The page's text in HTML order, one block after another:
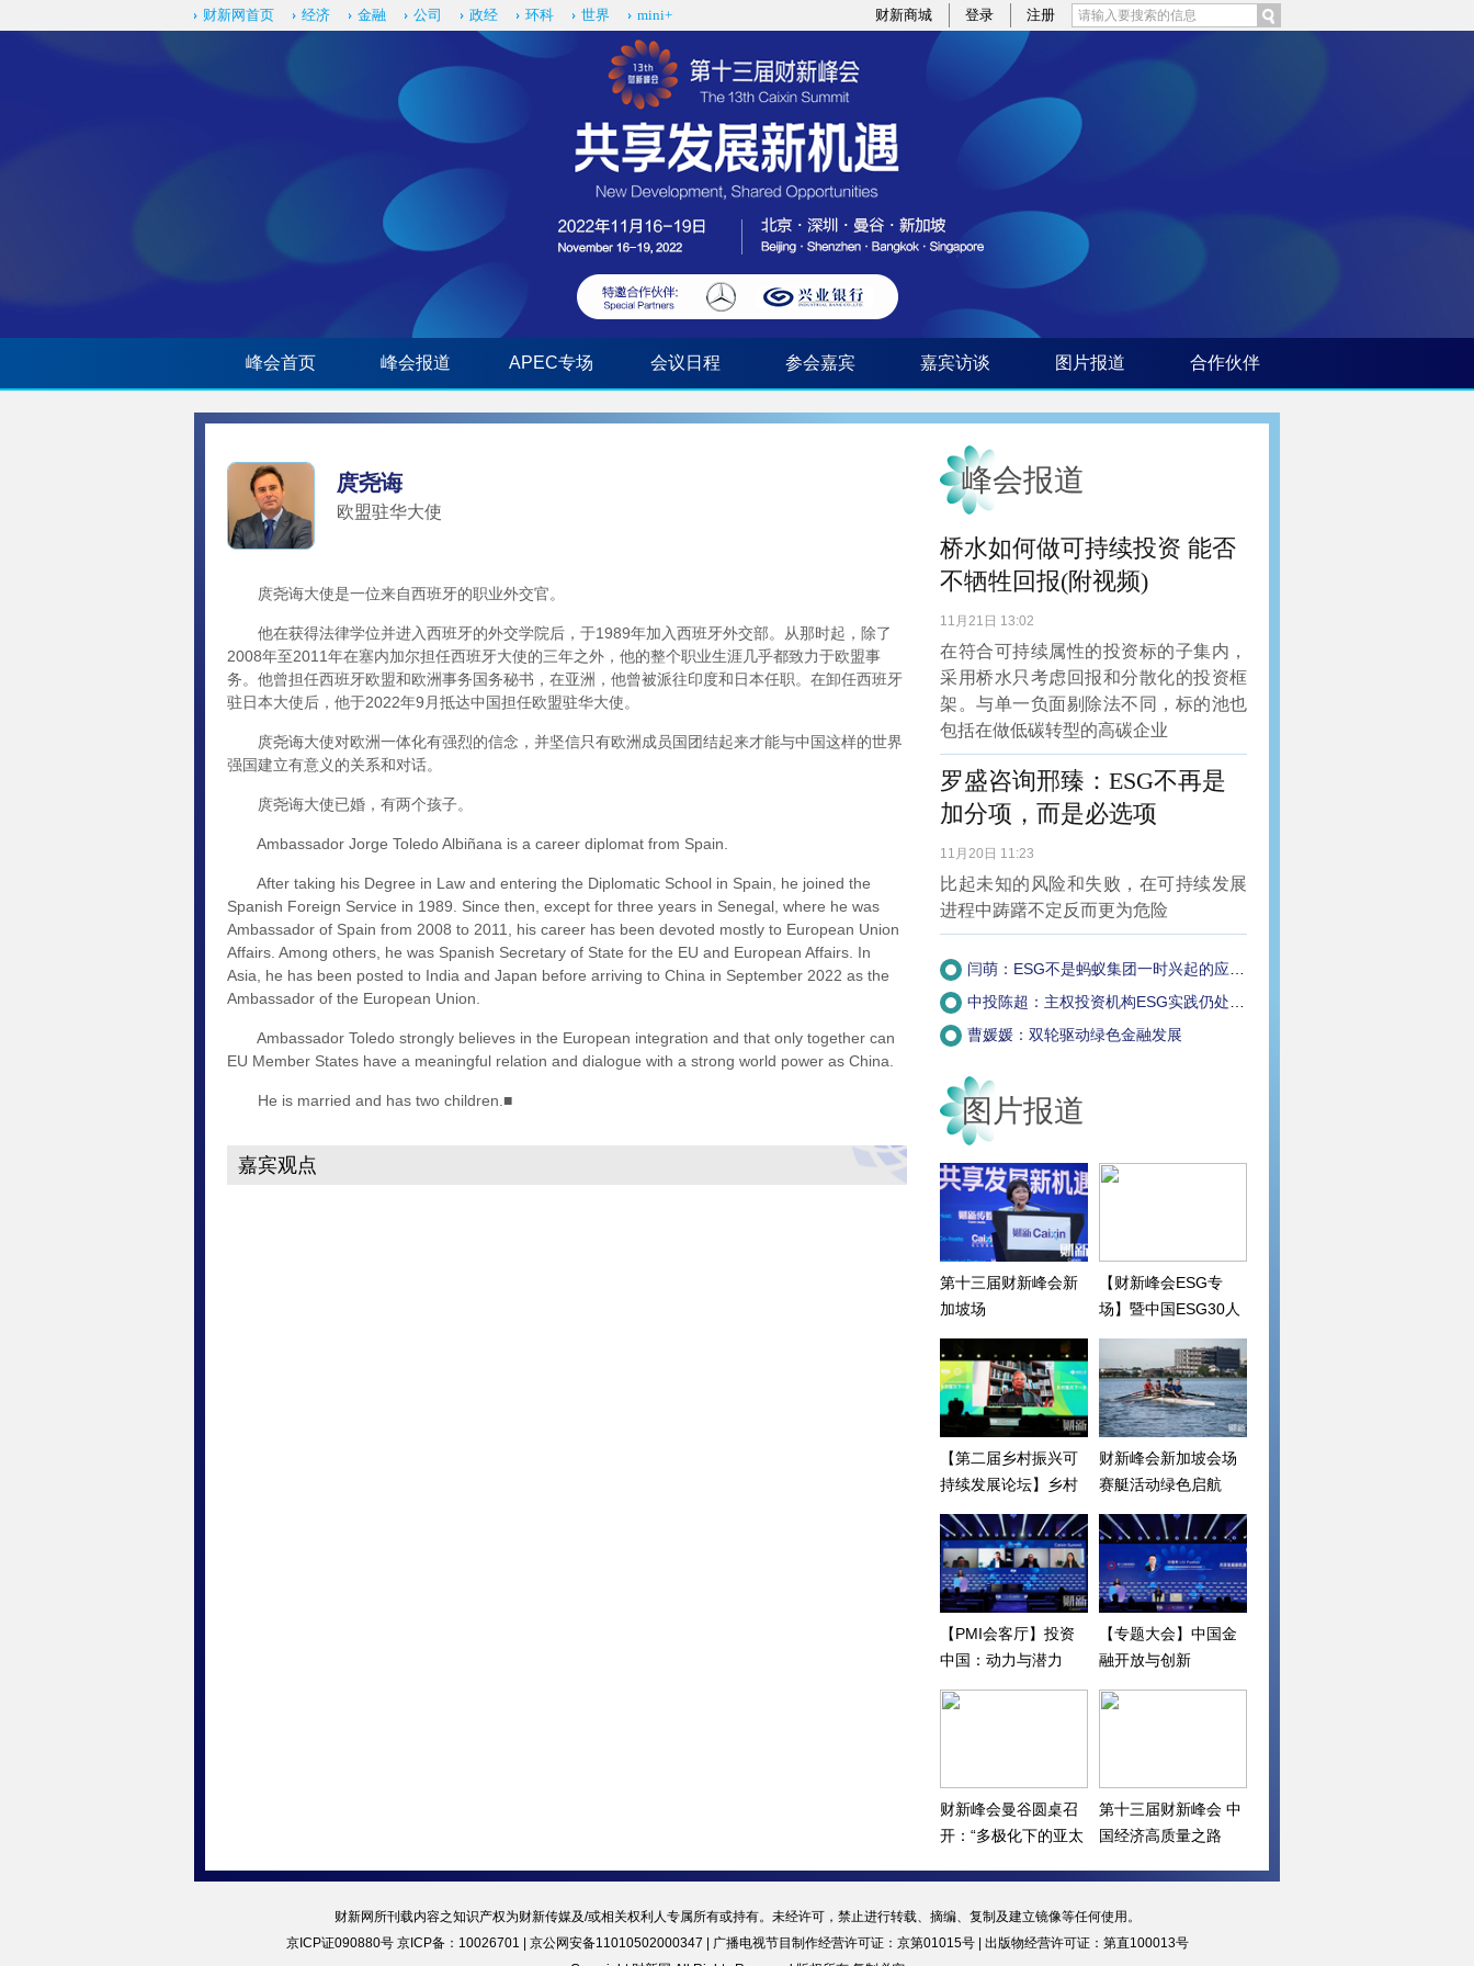
财新商城 登录 注册
财新网首页 经济 金融 公司 政经 环科 世界 mini+
峰会首页 峰会报道 APEC专场 会议日程 参会嘉宾 嘉宾访谈 图片报道 合作伙伴
庹尧诲
欧盟驻华大使
庹尧诲大使是一位来自西班牙的职业外交官。
他在获得法律学位并进入西班牙的外交学院后，于1989年加入西班牙外交部。从那时起，除了
2008年至2011年在塞内加尔担任西班牙大使的三年之外，他的整个职业生涯几乎都致力于欧盟事
务。他曾担任西班牙欧盟和欧洲事务国务秘书，在亚洲，他曾被派往印度和日本任职。在卸任西班牙
驻日本大使后，他于2022年9月抵达中国担任欧盟驻华大使。
庹尧诲大使对欧洲一体化有强烈的信念，并坚信只有欧洲成员国团结起来才能与中国这样的世界
强国建立有意义的关系和对话。
庹尧诲大使已婚，有两个孩子。
Ambassador Jorge Toledo Albiñana is a career diplomat from Spain.
After taking his Degree in Law and entering the Diplomatic School in Spain, he joined the
Spanish Foreign Service in 1989. Since then, except for three years in Senegal, where he was
Ambassador of Spain from 2008 to 2011, his career has been devoted mostly to European Union
Affairs. Among others, he was Spanish Secretary of State for the EU and European Affairs. In
Asia, he has been posted to India and Japan before arriving to China in September 2022 as the
Ambassador of the European Union.
Ambassador Toledo strongly believes in the European integration and that only together can
EU Member States have a meaningful relation and dialogue with a strong world power as China.
He is married and has two children.■
嘉宾观点
峰会报道
桥水如何做可持续投资 能否
不牺牲回报(附视频)
11月21日 13:02
在符合可持续属性的投资标的子集内，
采用桥水只考虑回报和分散化的投资框
架。与单一负面剔除法不同，标的池也
包括在做低碳转型的高碳企业
罗盛咨询邢臻：ESG不再是
加分项，而是必选项
11月20日 11:23
比起未知的风险和失败，在可持续发展
进程中踌躇不定反而更为危险
闫萌：ESG不是蚂蚁集团一时兴起的应景之举
中投陈超：主权投资机构ESG实践仍处早期
曹媛媛：双轮驱动绿色金融发展
图片报道
第十三届财新峰会新
加坡场
【财新峰会ESG专
场】暨中国ESG30人
论坛2022年会
【第二届乡村振兴可
持续发展论坛】乡村
振兴下一步
财新峰会新加坡会场
赛艇活动绿色启航
【PMI会客厅】投资
中国：动力与潜力
【专题大会】中国金
融开放与创新
财新峰会曼谷圆桌召
开：“多极化下的亚太
第十三届财新峰会 中
国经济高质量之路
财新网所刊载内容之知识产权为财新传媒及/或相关权利人专属所有或持有。未经许可，禁止进行转载、摘编、复制及建立镜像等任何使用。
京ICP证090880号京ICP备：10026701 | 京公网安备11010502000347 | 广播电视节目制作经营许可证：京第01015号| 出版物经营许可证：第直100013号